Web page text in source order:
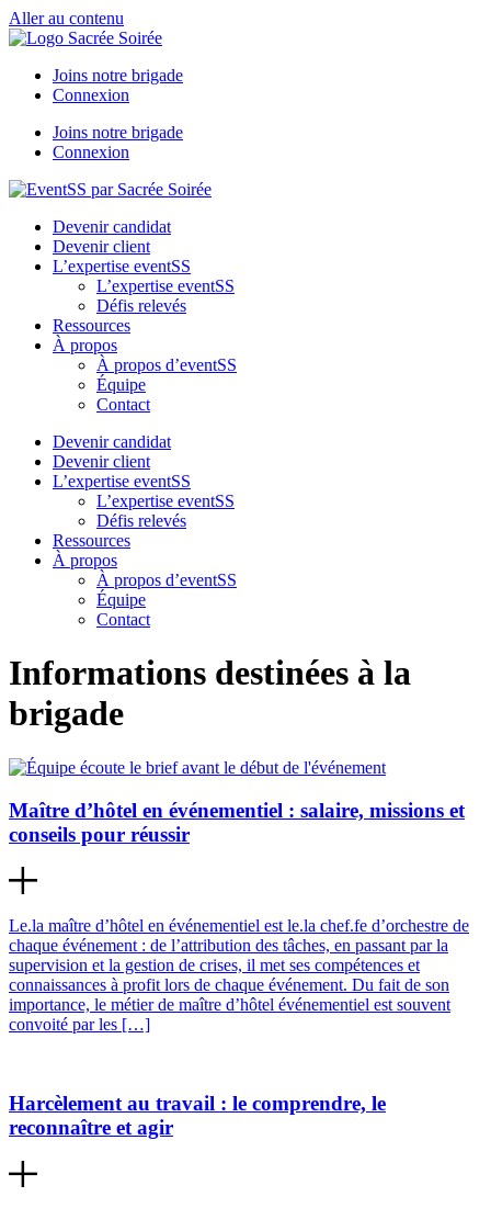
Aller au contenu
Joins notre brigade
Connexion
Joins notre brigade
Connexion
Devenir candidat
Devenir client
L’expertise eventSS
L’expertise eventSS
Défis relevés
Ressources
À propos
À propos d’eventSS
Équipe
Contact
Devenir candidat
Devenir client
L’expertise eventSS
L’expertise eventSS
Défis relevés
Ressources
À propos
À propos d’eventSS
Équipe
Contact
Informations destinées à la
brigade
Maître d’hôtel en événementiel : salaire, missions et
conseils pour réussir
Le.la maître d’hôtel en événementiel est le.la chef.fe d’orchestre de
chaque événement : de l’attribution des tâches, en passant par la
supervision et la gestion de crises, il met ses compétences et
connaissances à profit lors de chaque événement. Du fait de son
importance, le métier de maître d’hôtel événementiel est souvent
convoité par les […]
Harcèlement au travail : le comprendre, le
reconnaître et agir